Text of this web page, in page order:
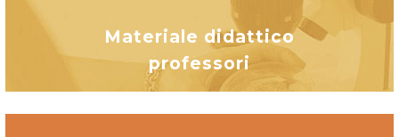
Materiale didattico
professori